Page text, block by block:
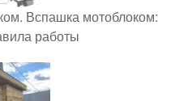
Вспашка мотоблоком:
работы